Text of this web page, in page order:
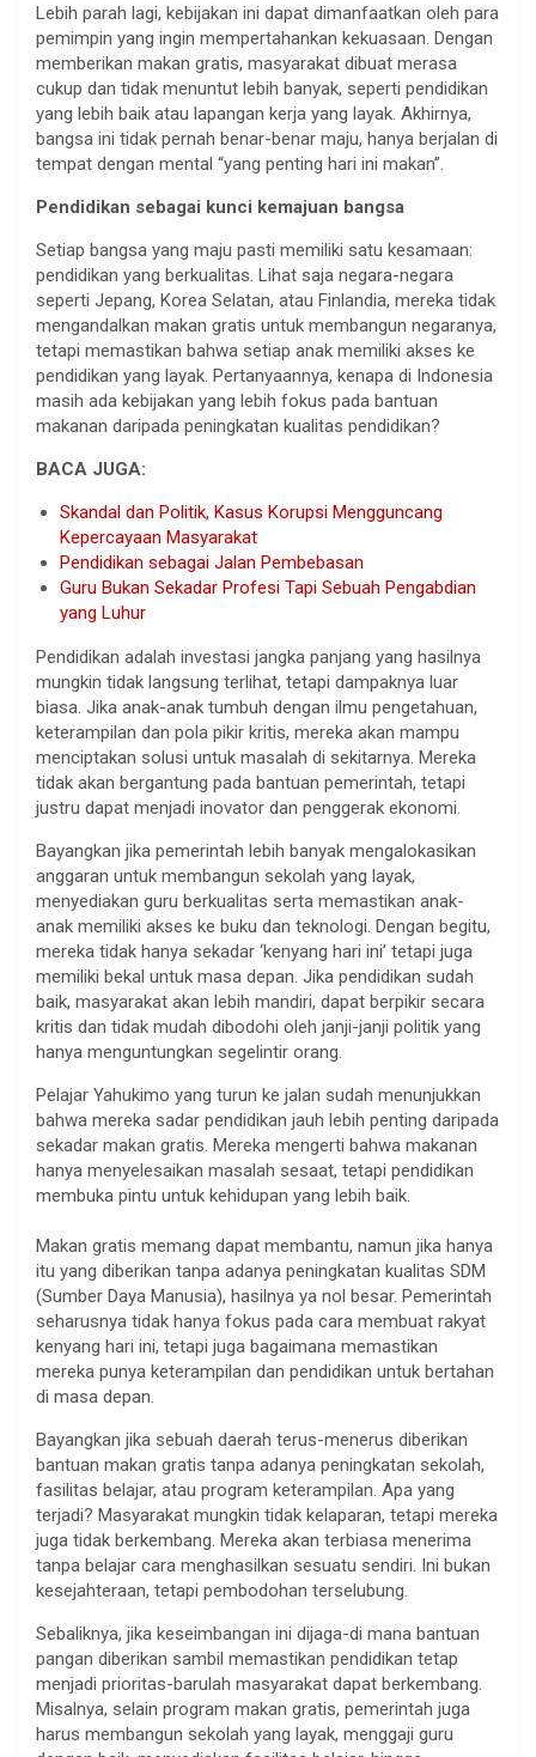
Lebih parah lagi, kebijakan ini dapat dimanfaatkan oleh para
pemimpin yang ingin mempertahankan kekuasaan. Dengan
memberikan makan gratis, masyarakat dibuat merasa
cukup dan tidak menuntut lebih banyak, seperti pendidikan
yang lebih baik atau lapangan kerja yang layak. Akhirnya,
bangsa ini tidak pernah benar-benar maju, hanya berjalan di
tempat dengan mental “yang penting hari ini makan”.
Pendidikan sebagai kunci kemajuan bangsa
Setiap bangsa yang maju pasti memiliki satu kesamaan:
pendidikan yang berkualitas. Lihat saja negara-negara
seperti Jepang, Korea Selatan, atau Finlandia, mereka tidak
mengandalkan makan gratis untuk membangun negaranya,
tetapi memastikan bahwa setiap anak memiliki akses ke
pendidikan yang layak. Pertanyaannya, kenapa di Indonesia
masih ada kebijakan yang lebih fokus pada bantuan
makanan daripada peningkatan kualitas pendidikan?
BACA JUGA:
Skandal dan Politik, Kasus Korupsi Mengguncang
Kepercayaan Masyarakat
Pendidikan sebagai Jalan Pembebasan
Guru Bukan Sekadar Profesi Tapi Sebuah Pengabdian
yang Luhur
Pendidikan adalah investasi jangka panjang yang hasilnya
mungkin tidak langsung terlihat, tetapi dampaknya luar
biasa. Jika anak-anak tumbuh dengan ilmu pengetahuan,
keterampilan dan pola pikir kritis, mereka akan mampu
menciptakan solusi untuk masalah di sekitarnya. Mereka
tidak akan bergantung pada bantuan pemerintah, tetapi
justru dapat menjadi inovator dan penggerak ekonomi.
Bayangkan jika pemerintah lebih banyak mengalokasikan
anggaran untuk membangun sekolah yang layak,
menyediakan guru berkualitas serta memastikan anak-
anak memiliki akses ke buku dan teknologi. Dengan begitu,
mereka tidak hanya sekadar ‘kenyang hari ini’ tetapi juga
memiliki bekal untuk masa depan. Jika pendidikan sudah
baik, masyarakat akan lebih mandiri, dapat berpikir secara
kritis dan tidak mudah dibodohi oleh janji-janji politik yang
hanya menguntungkan segelintir orang.
Pelajar Yahukimo yang turun ke jalan sudah menunjukkan
bahwa mereka sadar pendidikan jauh lebih penting daripada
sekadar makan gratis. Mereka mengerti bahwa makanan
hanya menyelesaikan masalah sesaat, tetapi pendidikan
membuka pintu untuk kehidupan yang lebih baik.
Makan gratis memang dapat membantu, namun jika hanya
itu yang diberikan tanpa adanya peningkatan kualitas SDM
(Sumber Daya Manusia), hasilnya ya nol besar. Pemerintah
seharusnya tidak hanya fokus pada cara membuat rakyat
kenyang hari ini, tetapi juga bagaimana memastikan
mereka punya keterampilan dan pendidikan untuk bertahan
di masa depan.
Bayangkan jika sebuah daerah terus-menerus diberikan
bantuan makan gratis tanpa adanya peningkatan sekolah,
fasilitas belajar, atau program keterampilan. Apa yang
terjadi? Masyarakat mungkin tidak kelaparan, tetapi mereka
juga tidak berkembang. Mereka akan terbiasa menerima
tanpa belajar cara menghasilkan sesuatu sendiri. Ini bukan
kesejahteraan, tetapi pembodohan terselubung.
Sebaliknya, jika keseimbangan ini dijaga-di mana bantuan
pangan diberikan sambil memastikan pendidikan tetap
menjadi prioritas-barulah masyarakat dapat berkembang.
Misalnya, selain program makan gratis, pemerintah juga
harus membangun sekolah yang layak, menggaji guru